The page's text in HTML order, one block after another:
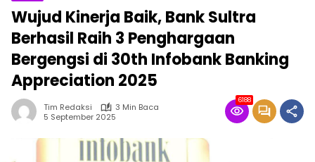
Wujud Kinerja Baik, Bank Sultra
Berhasil Raih 3 Penghargaan
Bergengsi di 30th Infobank Banking
Appreciation 2025
Tim Redaksi
3 Min Baca
5 September 2025
6188